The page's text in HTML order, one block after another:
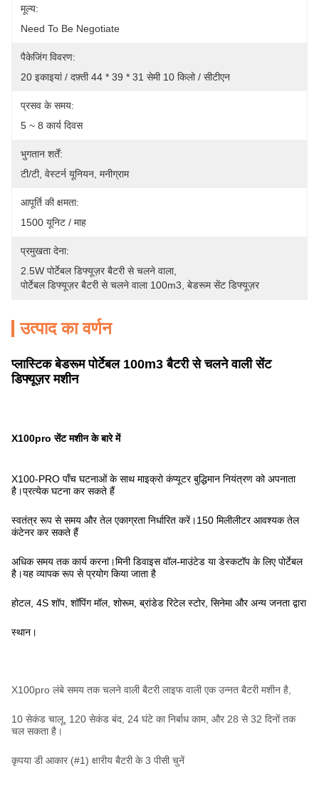
मूल्य:
Need To Be Negotiate
पैकेजिंग विवरण:
20 इकाइयां / दफ़्ती 44 * 39 * 31 सेमी 10 किलो / सीटीएन
प्रसव के समय:
5 ~ 8 कार्य दिवस
भुगतान शर्तें:
टी/टी, वेस्टर्न यूनियन, मनीग्राम
आपूर्ति की क्षमता:
1500 यूनिट / माह
प्रमुखता देना:
2.5W पोर्टेबल डिफ्यूज़र बैटरी से चलने वाला,
पोर्टेबल डिफ्यूज़र बैटरी से चलने वाला 100m3 बेडरूम सेंट डिफ्यूज़र
उत्पाद का वर्णन
प्लास्टिक बेडरूम पोर्टेबल 100m3 बैटरी से चलने वाली सेंट
डिफ्यूज़र मशीन
X100pro सेंट मशीन के बारे में
X100-PRO पाँच घटनाओं के साथ माइक्रो कंप्यूटर बुद्धिमान नियंत्रण को अपनाता
है।प्रत्येक घटना कर सकते हैं
स्वतंत्र रूप से समय और तेल एकाग्रता निर्धारित करें।150 मिलीलीटर आवश्यक तेल
कंटेनर कर सकते हैं
अधिक समय तक कार्य करना।मिनी डिवाइस वॉल-माउंटेड या डेस्कटॉप के लिए पोर्टेबल
है।यह व्यापक रूप से प्रयोग किया जाता है
होटल, 4S शॉप, शॉपिंग मॉल, शोरूम, ब्रांडेड रिटेल स्टोर, सिनेमा और अन्य जनता द्वारा
स्थान।
X100pro लंबे समय तक चलने वाली बैटरी लाइफ वाली एक उन्नत बैटरी मशीन है,
10 सेकंड चालू, 120 सेकंड बंद, 24 घंटे का निर्बाध काम, और 28 से 32 दिनों तक
चल सकता है।
कृपया डी आकार (#1) क्षारीय बैटरी के 3 पीसी चुनें